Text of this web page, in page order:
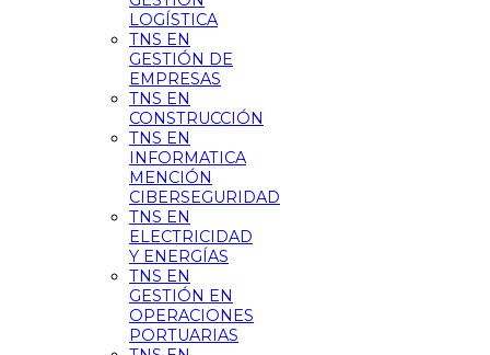
LOGÍSTICA
TNS EN
GESTIÓN DE
EMPRESAS
TNS EN
CONSTRUCCIÓN
TNS EN
INFORMATICA
MENCIÓN
CIBERSEGURIDAD
TNS EN
ELECTRICIDAD
Y ENERGÍAS
TNS EN
GESTIÓN EN
OPERACIONES
PORTUARIAS